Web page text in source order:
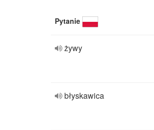
Pytanie
żywy
błyskawica